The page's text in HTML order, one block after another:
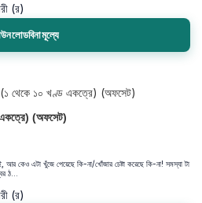
(র)
একত্রে) (অফসেট)
কেও এটা খুঁজে পেয়েছে কি-না/খোঁজার চেষ্টা করেছে কি-না! সমস্যা টা
ঠ...
(র)